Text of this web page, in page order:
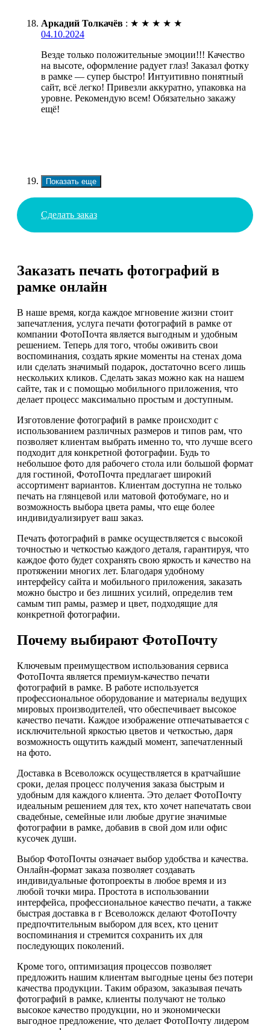
Аркадий Толкачёв : ★ ★ ★ ★ ★
04.10.2024
Везде только положительные эмоции!!! Качество
на высоте, оформление радует глаз! Заказал фотку
в рамке — супер быстро! Интуитивно понятный
сайт, всё легко! Привезли аккуратно, упаковка на
уровне. Рекомендую всем! Обязательно закажу
ещё!
Показать еще
Сделать заказ
Заказать печать фотографий в
рамке онлайн
В наше время, когда каждое мгновение жизни стоит
запечатления, услуга печати фотографий в рамке от
компании ФотоПочта является выгодным и удобным
решением. Теперь для того, чтобы оживить свои
воспоминания, создать яркие моменты на стенах дома
или сделать значимый подарок, достаточно всего лишь
нескольких кликов. Сделать заказ можно как на нашем
сайте, так и с помощью мобильного приложения, что
делает процесс максимально простым и доступным.
Изготовление фотографий в рамке происходит с
использованием различных размеров и типов рам, что
позволяет клиентам выбрать именно то, что лучше всего
подходит для конкретной фотографии. Будь то
небольшое фото для рабочего стола или большой формат
для гостиной, ФотоПочта предлагает широкий
ассортимент вариантов. Клиентам доступна не только
печать на глянцевой или матовой фотобумаге, но и
возможность выбора цвета рамы, что еще более
индивидуализирует ваш заказ.
Печать фотографий в рамке осуществляется с высокой
точностью и четкостью каждого деталя, гарантируя, что
каждое фото будет сохранять свою яркость и качество на
протяжении многих лет. Благодаря удобному
интерфейсу сайта и мобильного приложения, заказать
можно быстро и без лишних усилий, определив тем
самым тип рамы, размер и цвет, подходящие для
конкретной фотографии.
Почему выбирают ФотоПочту
Ключевым преимуществом использования сервиса
ФотоПочта является премиум-качество печати
фотографий в рамке. В работе используется
профессиональное оборудование и материалы ведущих
мировых производителей, что обеспечивает высокое
качество печати. Каждое изображение отпечатывается с
исключительной яркостью цветов и четкостью, даря
возможность ощутить каждый момент, запечатленный
на фото.
Доставка в Всеволожск осуществляется в кратчайшие
сроки, делая процесс получения заказа быстрым и
удобным для каждого клиента. Это делает ФотоПочту
идеальным решением для тех, кто хочет напечатать свои
свадебные, семейные или любые другие значимые
фотографии в рамке, добавив в свой дом или офис
кусочек души.
Выбор ФотоПочты означает выбор удобства и качества.
Онлайн-формат заказа позволяет создавать
индивидуальные фотопроекты в любое время и из
любой точки мира. Простота в использовании
интерфейса, профессиональное качество печати, а также
быстрая доставка в г Всеволожск делают ФотоПочту
предпочтительным выбором для всех, кто ценит
воспоминания и стремится сохранить их для
последующих поколений.
Кроме того, оптимизация процессов позволяет
предложить нашим клиентам выгодные цены без потери
качества продукции. Таким образом, заказывая печать
фотографий в рамке, клиенты получают не только
высокое качество продукции, но и экономически
выгодное предложение, что делает ФотоПочту лидером